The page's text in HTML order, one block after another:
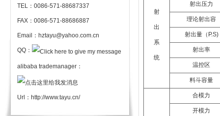
TEL：0086-571-88687337
FAX：0086-571-88686887
Email：hztayu@yahoo.com.cn
QQ：
alibaba trademanager：
Url： http://www.tayu.cn/
射
出
系
统
射出压力
理论射出容
射出量（P.S)
射出率
温控区
料斗容量
合模力
开模力